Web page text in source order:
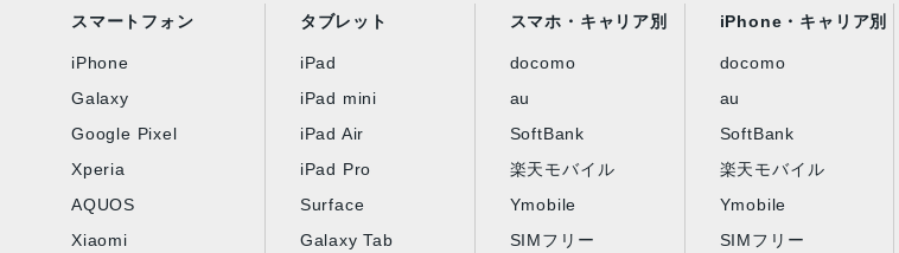
スマートフォン
iPhone
Galaxy
Google Pixel
Xperia
AQUOS
Xiaomi
タブレット
iPad
iPad mini
iPad Air
iPad Pro
Surface
Galaxy Tab
スマホ・キャリア別
docomo
au
SoftBank
楽天モバイル
Ymobile
SIMフリー
iPhone・キャリア別
docomo
au
SoftBank
楽天モバイル
Ymobile
SIMフリー